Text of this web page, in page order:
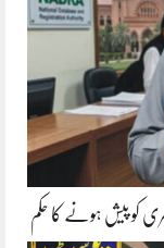
کو پیش ہونے کا حکم